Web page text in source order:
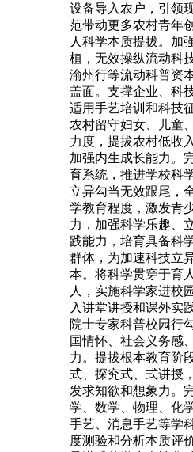
设备导入农户，引领
范带动更多农村青年
人科学本质提拔。加
植，无效操纵流动科
渝州行等流动科普资
盖面。支撑企业、科
适用手艺培训和科技
农村留守妇女、儿童
力度，提拔农村低收
加强内生成长能力。
育系统，推进学校科
立异勾当无效跟尾，
学教育程度，激发青
力，加强科学乐趣、
践能力，培育具备科
群体，为加速科技立
本。将科学贯穿于育
人，实施科学家进校
入讲堂讲授和课外实
院士专家科普校园行
国情怀、社会义务感
力。提拔根本教育阶
式、探究式、式讲授
发求知欲和想象力。
学、数学、物理、化
手艺、消息手艺等学
度测验和分析本质评